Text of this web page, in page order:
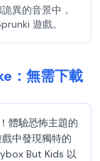
異的音景中，
遊戲。
：無需下載
體驗恐怖主題的
中發現獨特的
But Kids 以